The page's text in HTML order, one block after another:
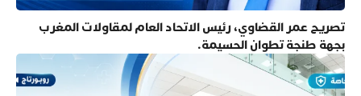
تصريح عمر القضاوي، رئيس الاتحاد العام لمقاولات المغرب
بجهة طنجة تطوان الحسيمة.